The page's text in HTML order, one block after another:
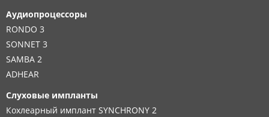
Аудиопроцессоры
RONDO 3
SONNET 3
SAMBA 2
ADHEAR
Слуховые импланты
Кохлеарный имплант SYNCHRONY 2